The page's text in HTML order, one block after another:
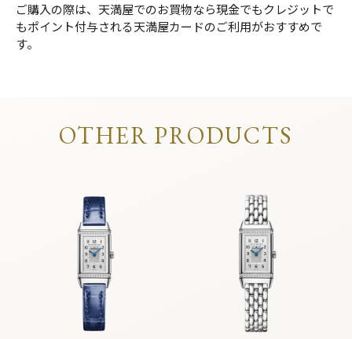
ご購入の際は、天満屋でのお買物なら現金でもクレジットで
もポイント付与される天満屋カードのご利用がおすすめで
す。
OTHER PRODUCTS